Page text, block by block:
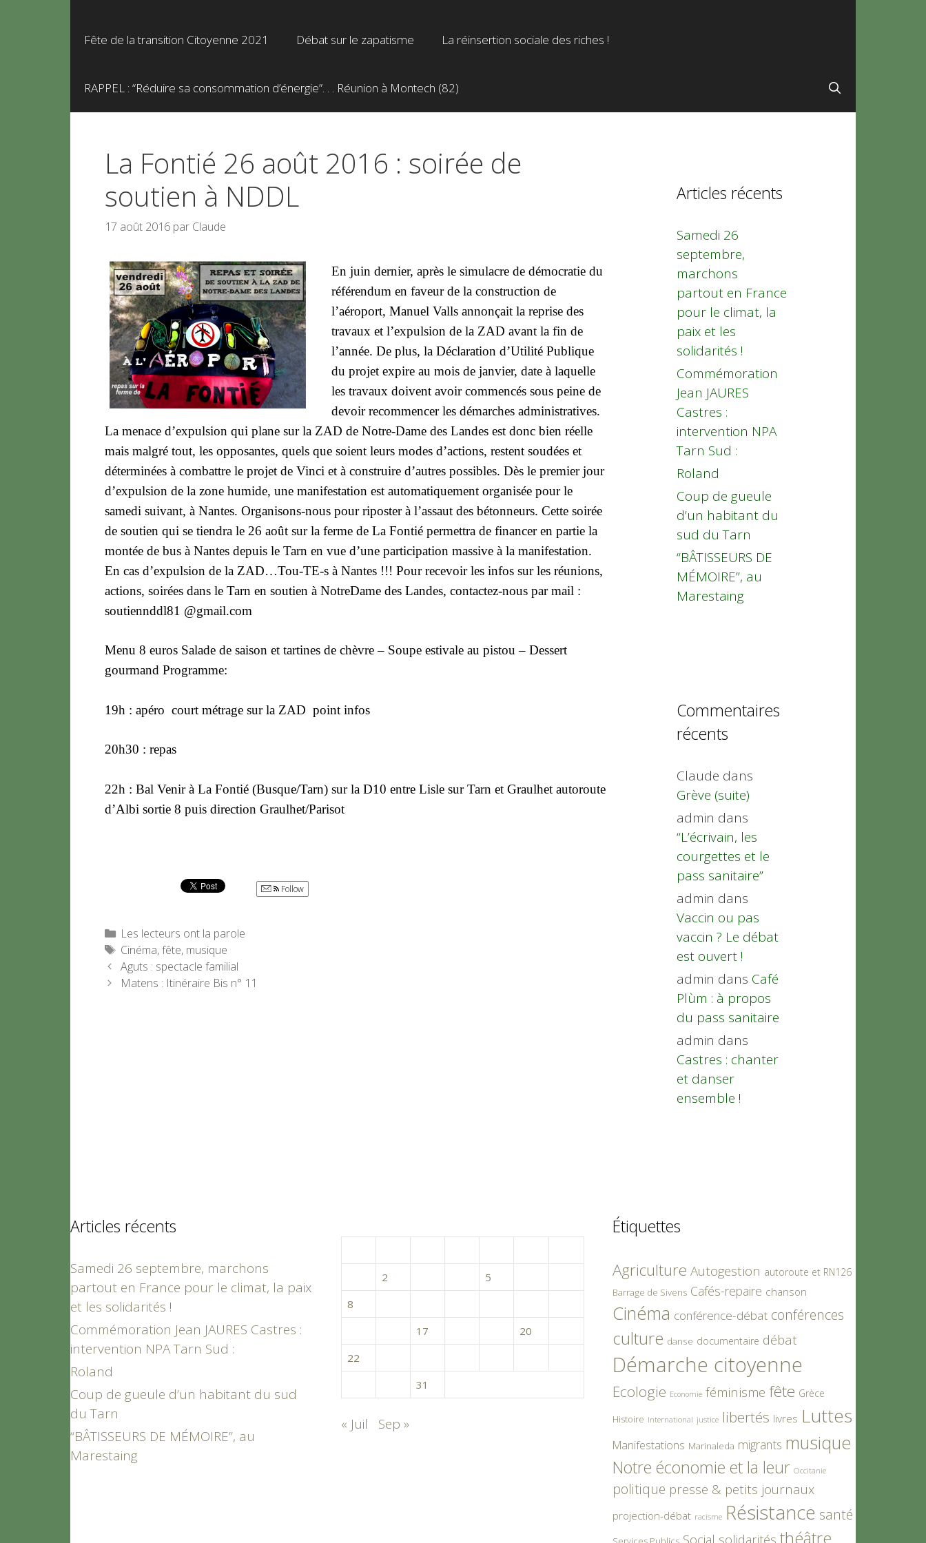
Fête de la transition Citoyenne 2021 Débat sur le zapatisme La réinsertion sociale des riches !
RAPPEL : “Réduire sa consommation d’énergie”. . . Réunion à Montech (82)
La Fontié 26 août 2016 : soirée de
soutien à NDDL
17 août 2016 par Claude
En juin dernier, après le simulacre de démocratie du
référendum en faveur de la construction de
l’aéroport, Manuel Valls annonçait la reprise des
travaux et l’expulsion de la ZAD avant la fin de
l’année. De plus, la Déclaration d’Utilité Publique
du projet expire au mois de janvier, date à laquelle
les travaux doivent avoir commencés sous peine de
devoir recommencer les démarches administratives.
La menace d’expulsion qui plane sur la ZAD de Notre-­Dame des Landes est donc bien réelle
mais malgré tout, les opposant­e­s, quels que soient leurs modes d’actions, restent soudé­e­s et
déterminé­e­s à combattre le projet de Vinci et à construire d’autres possibles. Dès le premier jour
d’expulsion de la zone humide, une manifestation est automatiquement organisée pour le
samedi suivant, à Nantes. Organisons-nous pour riposter à l’assaut des bétonneurs. Cette soirée
de soutien qui se tiendra le 26 août sur la ferme de La Fontié permettra de financer en partie la
montée de bus à Nantes depuis le Tarn en vue d’une participation massive à la manifestation.
En cas d’expulsion de la ZAD…Tou-TE-s à Nantes !!! Pour recevoir les infos sur les réunions,
actions, soirées dans le Tarn en soutien à Notre­Dame des Landes, contactez-­nous par mail :
soutiennddl81 @gmail.com
Menu 8 euros Salade de saison et tartines de chèvre – Soupe estivale au pistou – Dessert
gourmand Programme:
19h : apéro ­ court métrage sur la ZAD ­ point infos
20h30 : repas
22h : Bal Venir à La Fontié (Busque/Tarn) sur la D10 entre Lisle ­sur­ Tarn et Graulhet autoroute
d’Albi sortie 8 puis direction Graulhet/Parisot
Follow
Catégories
Les lecteurs ont la parole
Étiquettes
Cinéma,fête, musique
Aguts : spectacle familial
Matens : Itinéraire Bis n° 11
Articles récents
Samedi 26
septembre,
marchons
partout en France
pour le climat, la
paix et les
solidarités !
Commémoration
Jean JAURES
Castres :
intervention NPA
Tarn Sud :
Roland
Coup de gueule
d’un habitant du
sud du Tarn
“BÂTISSEURS DE
MÉMOIRE”, au
Marestaing
Commentaires
récents
Claude dans
Grève (suite)
admin dans
“L’écrivain, les
courgettes et le
pass sanitaire”
admin dans
Vaccin ou pas
vaccin ? Le débat
est ouvert !
admin dans Café
Plùm : à propos
du pass sanitaire
admin dans
Castres : chanter
et danser
ensemble !
Articles récents
Samedi 26 septembre, marchons
partout en France pour le climat, la paix
et les solidarités !
Commémoration Jean JAURES Castres :
intervention NPA Tarn Sud :
Roland
Coup de gueule d’un habitant du sud
du Tarn
“BÂTISSEURS DE MÉMOIRE”, au
Marestaing
2 5
8
17 20
22
31
« Juil Sep »
Étiquettes
Agriculture Autogestion autoroute et RN126
Barrage de Sivens Cafés-repaire chanson
Cinéma conférence-débat conférences
culture danse documentaire débat
Démarche citoyenne
Ecologie Economie féminisme fête Grèce
Histoire International justice libertés livres Luttes
Manifestations Marinaleda migrants musique
Notre économie et la leur Occitanie
politique presse & petits journaux
projection-débat racisme Résistance santé
Social solidarités théâtre